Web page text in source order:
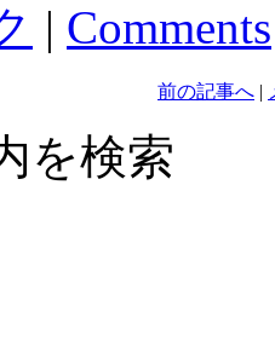
| Comments
前の記事へ |
を検索